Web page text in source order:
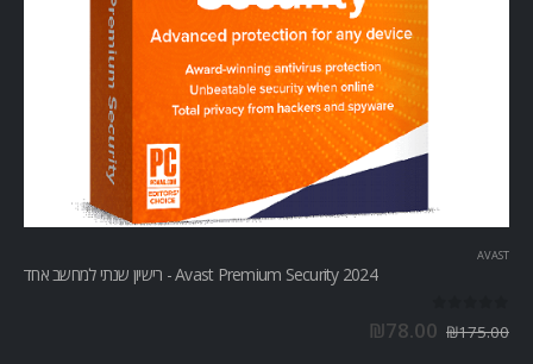
AVAST
Avast Premium Security 2024 - רישיון שנתי למחשב אחד
₪175.00
₪78.00